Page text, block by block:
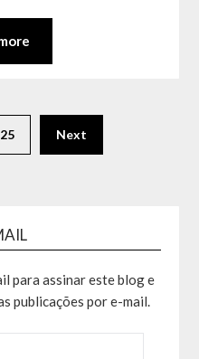
25 Next
para assinar este blog e
publicações por e-mail.